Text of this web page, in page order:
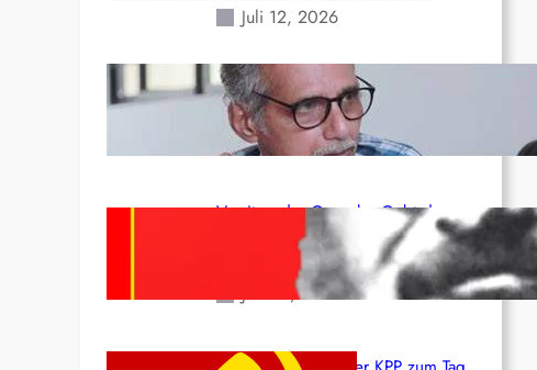
Juli 12, 2026
Indien: „Die Politik der
Kapitulation“ von K. Murali (Ajith)
Juli 1, 2026
Vorsitzender Gonzalo: Gebt das
Leben für die Partei und die
Juni 19, 2026